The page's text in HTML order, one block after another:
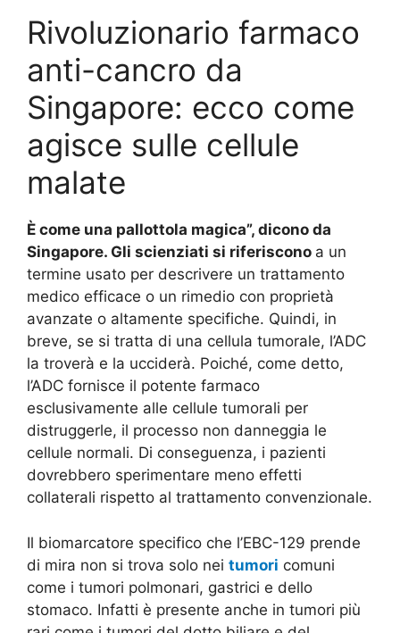
Rivoluzionario farmaco
anti-cancro da
Singapore: ecco come
agisce sulle cellule
malate
È come una pallottola magica”, dicono da
Singapore. Gli scienziati si riferiscono a un
termine usato per descrivere un trattamento
medico efficace o un rimedio con proprietà
avanzate o altamente specifiche. Quindi, in
breve, se si tratta di una cellula tumorale, l’ADC
la troverà e la ucciderà. Poiché, come detto,
l’ADC fornisce il potente farmaco
esclusivamente alle cellule tumorali per
distruggerle, il processo non danneggia le
cellule normali. Di conseguenza, i pazienti
dovrebbero sperimentare meno effetti
collaterali rispetto al trattamento convenzionale.
Il biomarcatore specifico che l’EBC-129 prende
di mira non si trova solo nei tumori comuni
come i tumori polmonari, gastrici e dello
stomaco. Infatti è presente anche in tumori più